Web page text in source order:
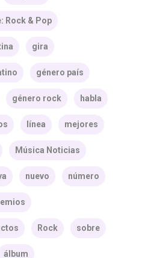
Rock & Pop
gira
género país
género rock habla
línea mejores
Música Noticias
nuevo número
Rock sobre
álbum